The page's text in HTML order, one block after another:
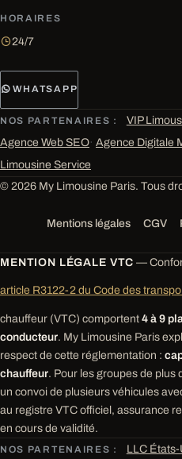
HORAIRES
24/7
WHATSAPP
NOS PARTENAIRES : VIP
Agence Web SEO· Agence Digitale
Limousine Service
© 2026 My Limousine Paris. Tous
Mentions légales CGV
MENTION LÉGALE VTC —
article R3122-2 du Code des
chauffeur (VTC) comportent 4 à 9
conducteur. My Limousine Paris
respect de cette réglementation :
chauffeur. Pour les groupes de plus
un convoi de plusieurs véhicules
au registre VTC officiel, assurance
en cours de validité.
NOS PARTENAIRES : LLC États-